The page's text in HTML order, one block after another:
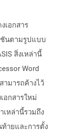
เอกสาร
ชันตามรูปแบบ
สิ่งเหล่านี้
Word
ามารถค้างไว้
อกสารใหม่
เหล่านี้รวมถึง
ายและการตั้ง